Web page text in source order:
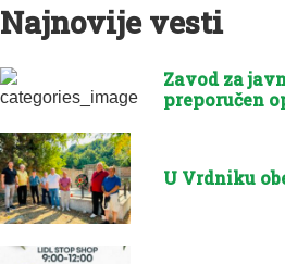
Najnovije vesti
Zavod za
preporučen
U Vrdniku